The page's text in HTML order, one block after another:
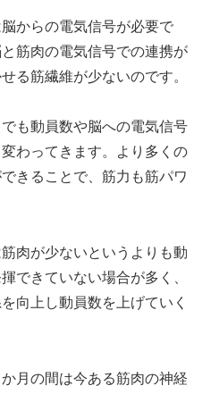
からの電気信号が必要で
筋肉の電気信号での連携が
る筋繊維が少ないのです。
も動員数や脳への電気信号
わってきます。より多くの
きることで、筋力も筋パワ
肉が少ないというよりも動
できていない場合が多く、
向上し動員数を上げていく
月の間は今ある筋肉の神経